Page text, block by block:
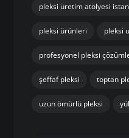
pleksi üretim atölyesi
pleksi ürünleri pleksi
profesyonel pleksi
şeffaf pleksi toptan
uzun ömürlü pleksi